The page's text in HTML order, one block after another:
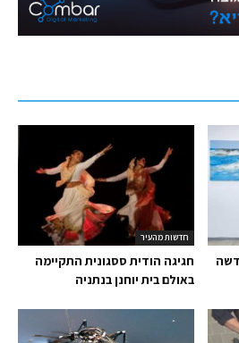
חדשות מהעיר
חגיגה הודית ססגונית התקיימה
באולם בית יוחנן בנתניה